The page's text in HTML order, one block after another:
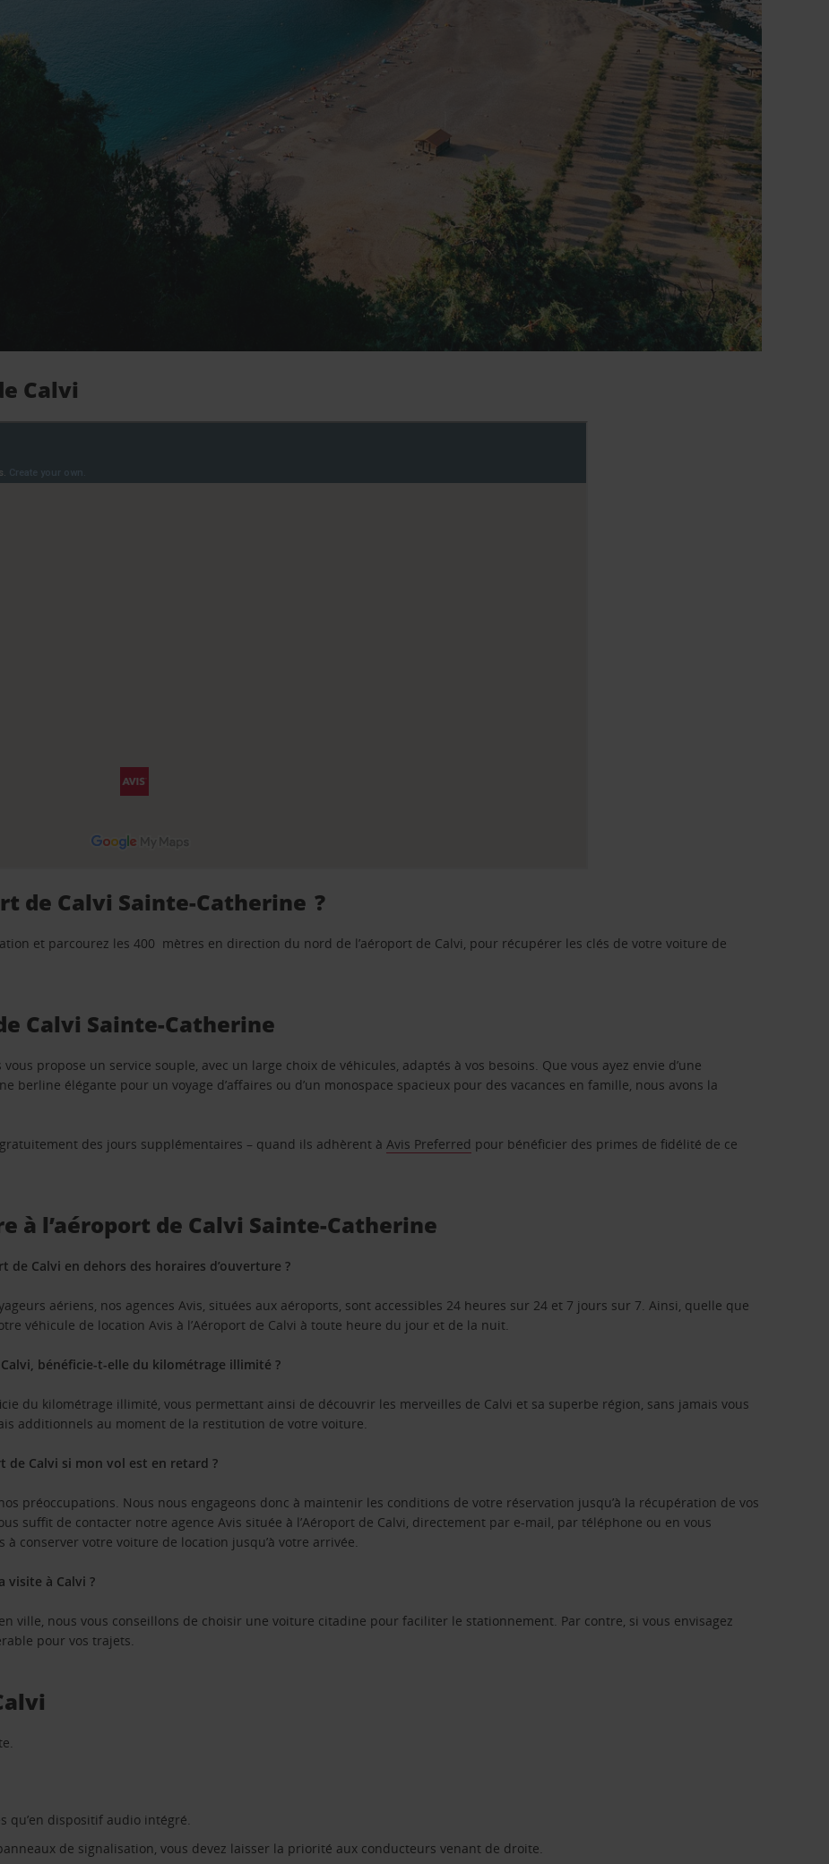
Calvi
de Calvi Sainte-Catherine ?
et parcourez les 400 mètres en direction du nord de l’aéroport de Calvi, pour récupérer les clés de votre voiture de
Calvi Sainte-Catherine
propose un service souple, avec un large choix de véhicules, adaptés à vos besoins. Que vous ayez envie d’une
berline élégante pour un voyage d’affaires ou d’un monospace spacieux pour des vacances en famille, nous avons la
des jours supplémentaires – quand ils adhèrent à Avis Preferred pour bénéficier des primes de fidélité de ce
à l’aéroport de Calvi Sainte-Catherine
Calvi en dehors des horaires d’ouverture ?
aériens, nos agences Avis, situées aux aéroports, sont accessibles 24 heures sur 24 et 7 jours sur 7. Ainsi, quelle que
véhicule de location Avis à l’Aéroport de Calvi à toute heure du jour et de la nuit.
bénéficie-t-elle du kilométrage illimité ?
du kilométrage illimité, vous permettant ainsi de découvrir les merveilles de Calvi et sa superbe région, sans jamais vous
additionnels au moment de la restitution de votre voiture.
de Calvi si mon vol est en retard ?
préoccupations. Nous nous engageons donc à maintenir les conditions de votre réservation jusqu’à la récupération de vos
suffit de contacter notre agence Avis située à l’Aéroport de Calvi, directement par e-mail, par téléphone ou en vous
conserver votre voiture de location jusqu’à votre arrivée.
visite à Calvi ?
ville, nous vous conseillons de choisir une voiture citadine pour faciliter le stationnement. Par contre, si vous envisagez
pour vos trajets.
qu’en dispositif audio intégré.
de signalisation, vous devez laisser la priorité aux conducteurs venant de droite.